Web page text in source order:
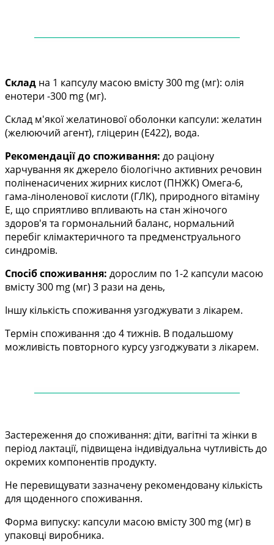
—————————————————————
Склад на 1 капсулу масою вмісту 300 mg (мг): олія
енотери -300 mg (мг).
Склад м'якої желатинової оболонки капсули: желатин
(желюючий агент), гліцерин (Е422), вода.
Рекомендації до споживання: до раціону
харчування як джерело біологічно активних речовин
поліненасичених жирних кислот (ПНЖК) Омега-6,
гама-ліноленової кислоти (ГЛК), природного вітаміну
Е, що сприятливо впливають на стан жіночого
здоров'я та гормональний баланс, нормальний
перебіг клімактеричного та предменструального
синдромів.
Спосіб споживання: дорослим по 1-2 капсули масою
вмісту 300 mg (мг) 3 рази на день,
Іншу кількість споживання узгоджувати з лікарем.
Термін споживання :до 4 тижнів. В подальшому
можливість повторного курсу узгоджувати з лікарем.
—————————————————————
Застереження до споживання: діти, вагітні та жінки в
період лактації, підвищена індивідуальна чутливість до
окремих компонентів продукту.
Не перевищувати зазначену рекомендовану кількість
для щоденного споживання.
Форма випуску: капсули масою вмісту 300 mg (мг) в
упаковці виробника.